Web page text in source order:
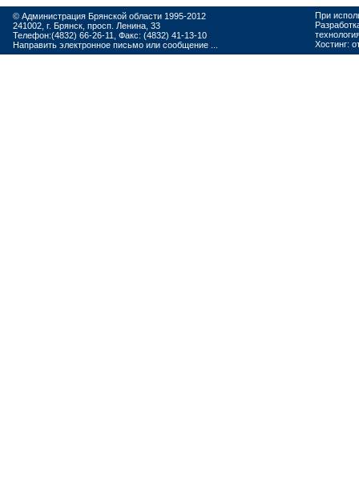
© Администрация Брянской области 1995-2012
241002, г. Брянск, просп. Ленина, 33
Телефон:(4832) 66-26-11, Факс: (4832) 41-13-10
Направить электронное письмо или сообщение ...
При
Хостинг: